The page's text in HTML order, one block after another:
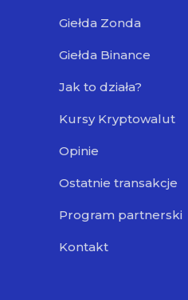
Giełda Zonda
Giełda Binance
Jak to działa?
Kursy Kryptowalut
Opinie
Ostatnie transakcje
Program partnerski
Kontakt